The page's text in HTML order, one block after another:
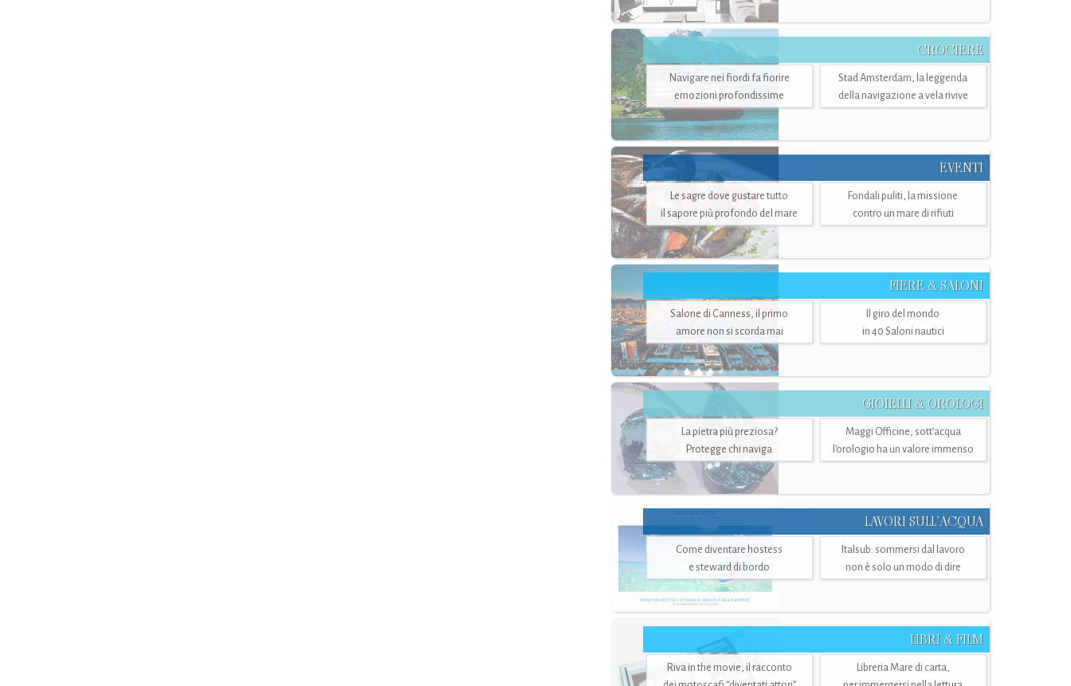
CROCIERE
Navigare nei fiordi fa fiorire
emozioni profondissime
Stad Amsterdam, la leggenda
della navigazione a vela rivive
EVENTI
Le sagre dove gustare tutto
il sapore più profondo del mare
Fondali puliti, la missione
contro un mare di rifiuti
FIERE & SALONI
Salone di Canness, il primo
amore non si scorda mai
Il giro del mondo
in 40 Saloni nautici
GIOIELLI & OROLOGI
La pietra più preziosa?
Protegge chi naviga
Maggi Officine, sott’acqua
l'orologio ha un valore immenso
LAVORI SULL’ACQUA
Come diventare hostess
e steward di bordo
Italsub: sommersi dal lavoro
non è solo un modo di dire
LIBRI & FILM
Riva in the movie, il racconto
Libreria Mare di carta,